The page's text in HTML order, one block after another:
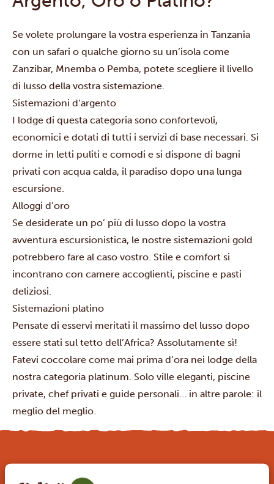
Se volete prolungare la vostra esperienza in Tanzania
con un safari o qualche giorno su un’isola come
Zanzibar, Mnemba o Pemba, potete scegliere il livello
di lusso della vostra sistemazione.
Sistemazioni d’argento
I lodge di questa categoria sono confortevoli,
economici e dotati di tutti i servizi di base necessari. Si
dorme in letti puliti e comodi e si dispone di bagni
privati con acqua calda, il paradiso dopo una lunga
escursione.
Alloggi d’oro
Se desiderate un po’ più di lusso dopo la vostra
avventura escursionistica, le nostre sistemazioni gold
potrebbero fare al caso vostro. Stile e comfort si
incontrano con camere accoglienti, piscine e pasti
deliziosi.
Sistemazioni platino
Pensate di esservi meritati il massimo del lusso dopo
essere stati sul tetto dell’Africa? Assolutamente sì!
Fatevi coccolare come mai prima d’ora nei lodge della
nostra categoria platinum. Solo ville eleganti, piscine
private, chef privati e guide personali… in altre parole: il
meglio del meglio.
PARTI PER IL VIAGGIO DEI TUOI SOGNI CON